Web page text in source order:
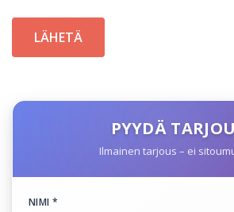
PYYDÄ
Ilmainen tarjous – ei
NIMI *